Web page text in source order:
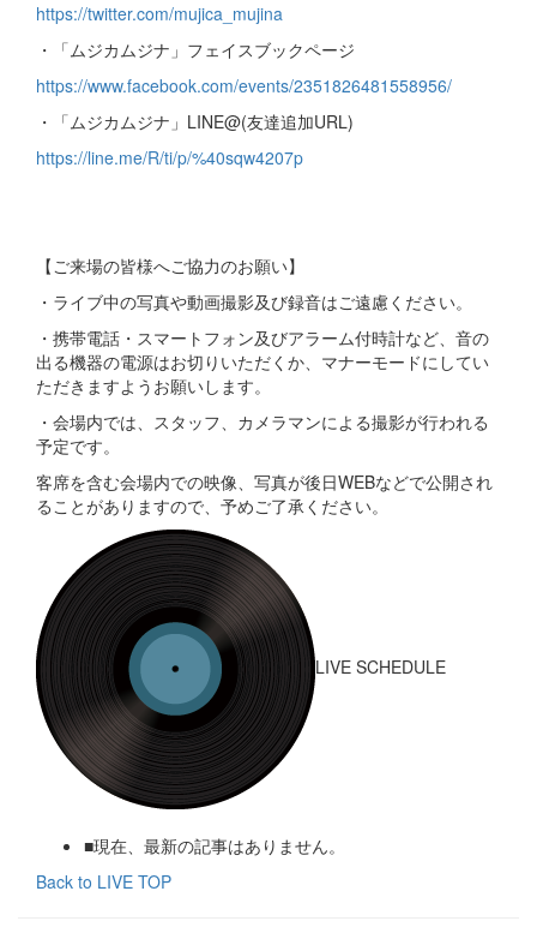
https://twitter.com/mujica_mujina
・「ムジカムジナ」フェイスブックページ
https://www.facebook.com/events/2351826481558956/
・「ムジカムジナ」LINE@(友達追加URL)
https://line.me/R/ti/p/%40sqw4207p
【ご来場の皆様へご協力のお願い】
・ライブ中の写真や動画撮影及び録音はご遠慮ください。
・携帯電話・スマートフォン及びアラーム付時計など、音の
出る機器の電源はお切りいただくか、マナーモードにしてい
ただきますようお願いします。
・会場内では、スタッフ、カメラマンによる撮影が行われる
予定です。
客席を含む会場内での映像、写真が後日WEBなどで公開され
ることがありますので、予めご了承ください。
LIVE SCHEDULE
■現在、最新の記事はありません。
Back to LIVE TOP